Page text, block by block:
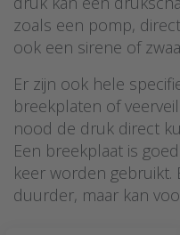
zoals een pomp,
ook een sirene of
Er zijn ook hele
breekplaten of
nood de druk direct
Een breekplaat is
keer worden gebruikt.
duurder, maar kan